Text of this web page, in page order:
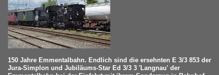
BDe 4/4 ·CJ·SiTB·SZU·
Be 4/4 · Ce 4/4 ·BN·BLS·GBS· 'Wellensittich'
Vereine
BLS Historic
150 Jahre Emmentalbahn. Endlich sind die ersehnten E 3/3 853 der
Jura-Simplon und Jubiläums-Star Ed 3/3 3 'Langnau' der